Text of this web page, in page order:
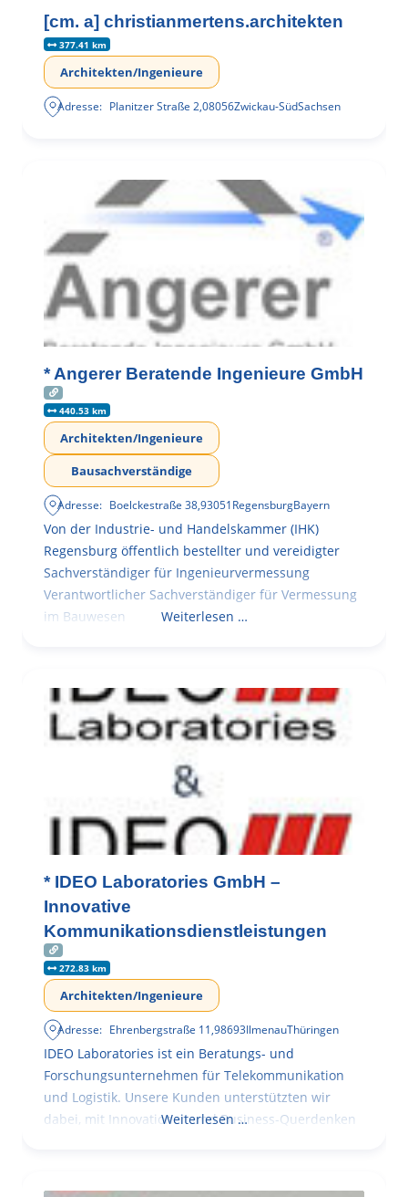
[cm. a] christianmertens.architekten
377.41 km
Architekten/Ingenieure
Adresse: Planitzer Straße 2,08056Zwickau-SüdSachsen
* Angerer Beratende Ingenieure GmbH
440.53 km
Architekten/Ingenieure
Bausachverständige
Adresse: Boelckestraße 38,93051RegensburgBayern
Von der Industrie- und Handelskammer (IHK)
Regensburg öffentlich bestellter und vereidigter
Sachverständiger für Ingenieurvermessung
Verantwortlicher Sachverständiger für Vermessung
im Bauwesen
Weiterlesen …
* IDEO Laboratories GmbH –
Innovative
Kommunikationsdienstleistungen
272.83 km
Architekten/Ingenieure
Adresse: Ehrenbergstraße 11,98693IlmenauThüringen
IDEO Laboratories ist ein Beratungs- und
Forschungsunternehmen für Telekommunikation
und Logistik. Unsere Kunden unterstützten wir
dabei, mit Innovationen und Business-Querdenken
Weiterlesen …